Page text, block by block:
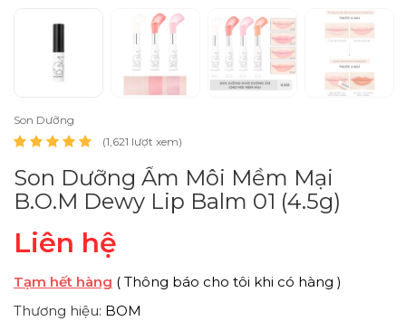
Son Dưỡng
(1,621 lượt xem)
Son Dưỡng Ẩm Môi Mềm Mại
B.O.M Dewy Lip Balm 01 (4.5g)
Liên hệ
Tạm hết hàng ( Thông báo cho tôi khi có hàng )
Thương hiệu: BOM